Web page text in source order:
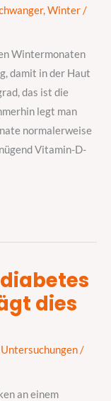
,Winter/
Wintermonaten
damit in der Haut
das ist die
legt man
normalerweise
Vitamin-D-
dies
Untersuchungen/
an einem